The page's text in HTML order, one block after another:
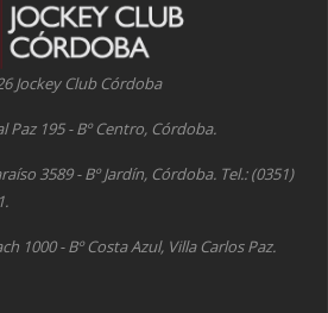
Jockey Club Córdoba
Paz 195 - Bº Centro, Córdoba.
3589 - Bº Jardín, Córdoba. Tel.: (0351)
1000 - Bº Costa Azul, Villa Carlos Paz.